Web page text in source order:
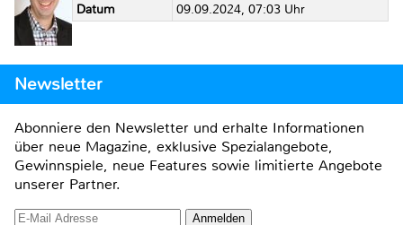
Datum
09.09.2024, 07:03 Uhr
Newsletter
Abonniere den Newsletter und erhalte Informationen
über neue Magazine, exklusive Spezialangebote,
Gewinnspiele, neue Features sowie limitierte Angebote
unserer Partner.